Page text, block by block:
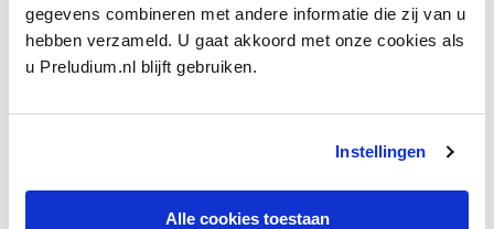
gegevens combineren met andere informatie die zij van u
hebben verzameld. U gaat akkoord met onze cookies als
u Preludium.nl blijft gebruiken.
Instellingen
Alle cookies toestaan